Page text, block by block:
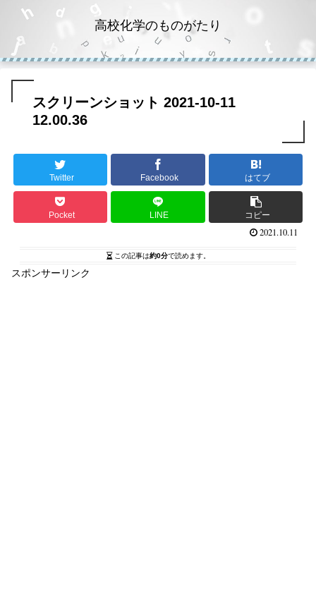
高校化学のものがたり
スクリーンショット 2021-10-11
12.00.36
Twitter Facebook はてブ
Pocket LINE コピー
2021.10.11
この記事は約0分で読めます。
スポンサーリンク